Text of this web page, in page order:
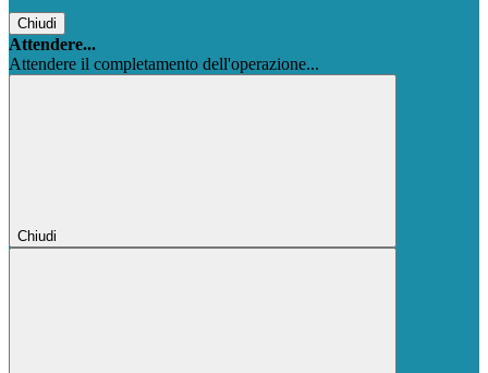
Chiudi
Attendere...
Attendere il completamento dell'operazione...
Chiudi